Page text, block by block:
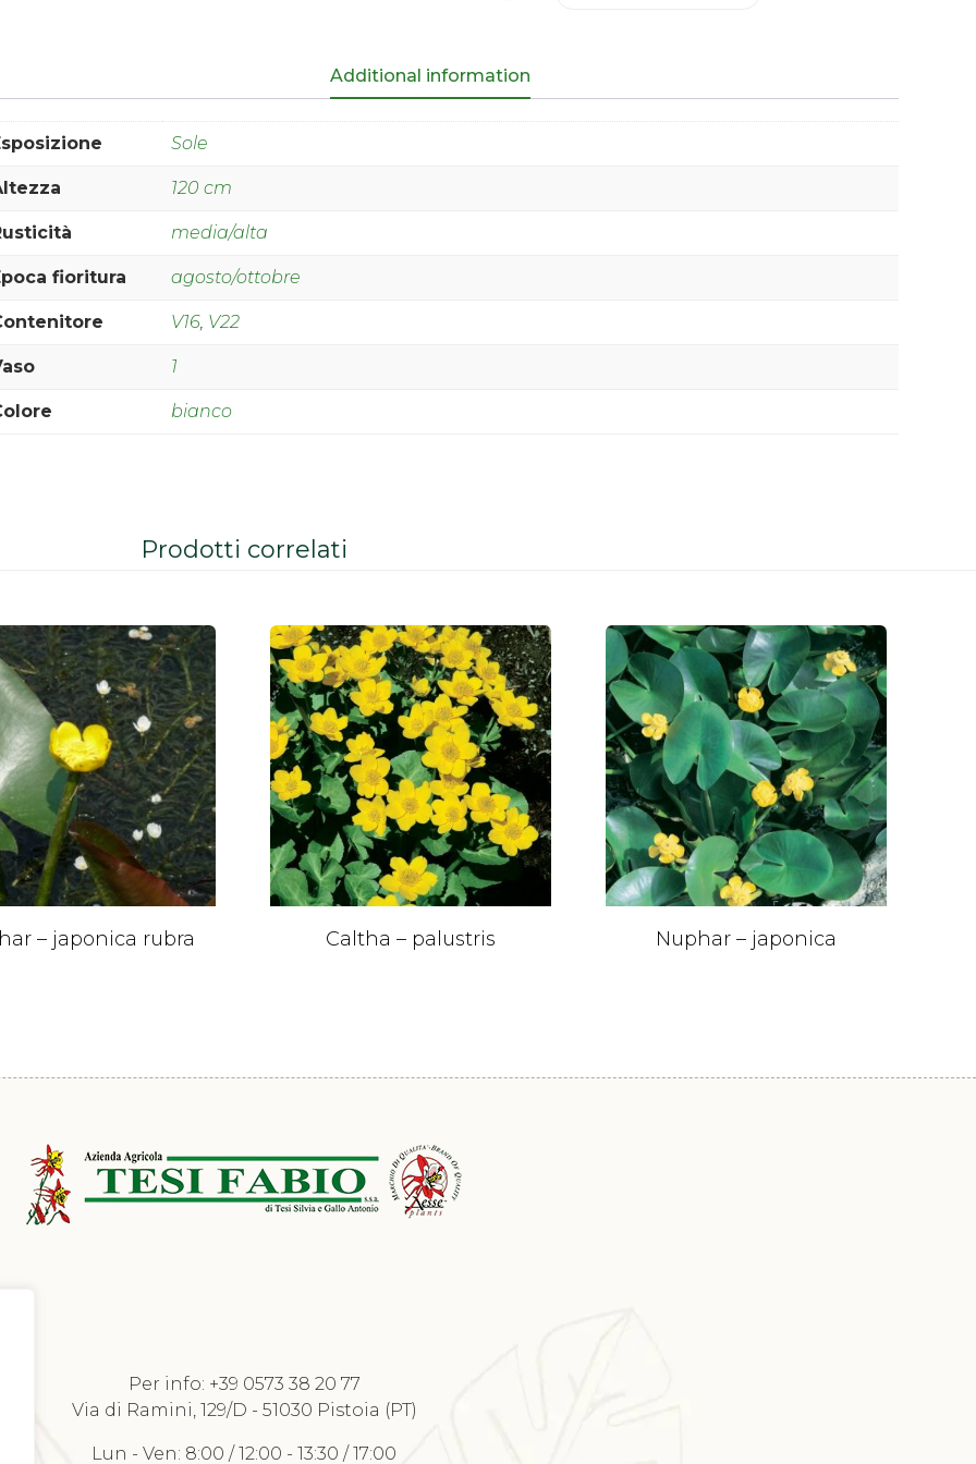
Additional information
Sole
120 cm
media/alta
fioritura agosto/ottobre
V16, V22
1
bianco
Prodotti correlati
– japonica rubra Caltha – palustris Nuphar – japonica
Richiedi Listino
Per info: +39 0573 38 20 77
Via di Ramini, 129/D - 51030 Pistoia (PT)
Lun - Ven: 8:00 / 12:00 - 13:30 / 17:00